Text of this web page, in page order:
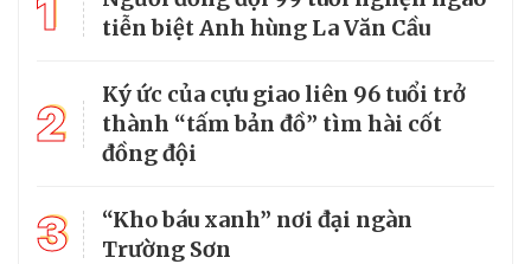
1
tiễn biệt Anh hùng La Văn Cầu
2
Ký ức của cựu giao liên 96 tuổi trở
thành “tấm bản đồ” tìm hài cốt
đồng đội
3
“Kho báu xanh” nơi đại ngàn
Trường Sơn